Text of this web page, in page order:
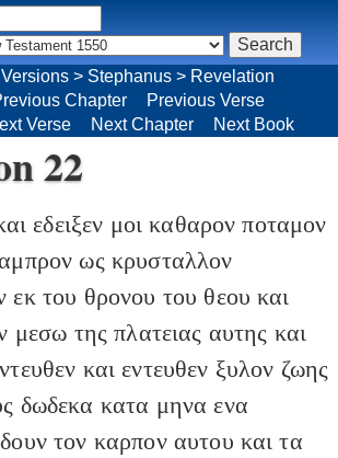
> Stephanus > Revelation
Chapter
Previous Verse
Verse Next Chapter Next Book
22
εδειξεν μοι καθαρον ποταμον
ως κρυσταλλον
εκ του θρονου του θεου και
μεσω της πλατειας αυτης και
και εντευθεν ξυλον ζωης
δωδεκα κατα μηνα ενα
τον καρπον αυτου και τα